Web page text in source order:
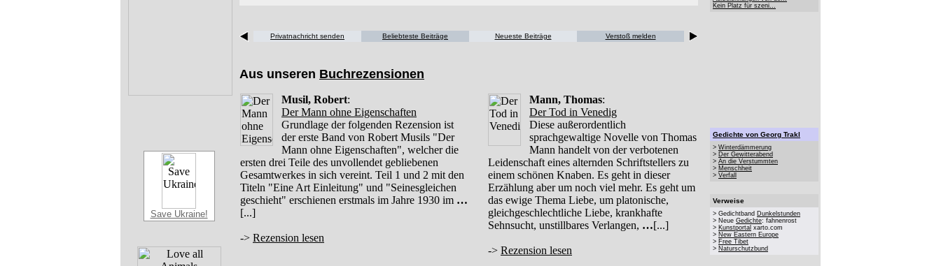
Save Ukraine!
Privatnachricht senden Beliebteste Beiträge Neueste Beiträge Verstoß melden
Aus unseren Buchrezensionen
Musil, Robert:
Der Mann ohne Eigenschaften
Grundlage der folgenden Rezension ist
der erste Band von Robert Musils "Der
Mann ohne Eigenschaften", welcher die
ersten drei Teile des unvollendet gebliebenen
Gesamtwerkes in sich vereint. Teil 1 und 2 mit den
Titeln "Eine Art Einleitung" und "Seinesgleichen
geschieht" erschienen erstmals im Jahre 1930 im …
[...]
-> Rezension lesen
Mann, Thomas:
Der Tod in Venedig
Diese außerordentlich
sprachgewaltige Novelle von Thomas
Mann handelt von der verbotenen
Leidenschaft eines alternden Schriftstellers zu
einem schönen Knaben. Es geht in dieser
Erzählung aber um noch viel mehr. Es geht um
das ewige Thema Liebe, um platonische,
gleichgeschlechtliche Liebe, krankhafte
Sehnsucht, unstillbares Verlangen, …[...]
-> Rezension lesen
Kein Platz für szeni...
Gedichte von Georg Trakl
> Winterdämmerung
> Der Gewitterabend
> An die Verstummten
> Menschheit
> Verfall
Verweise
> Gedichtband Dunkelstunden
> Neue Gedichte: fahnenrost
> Kunstportal xarto.com
> New Eastern Europe
> Free Tibet
> Naturschutzbund